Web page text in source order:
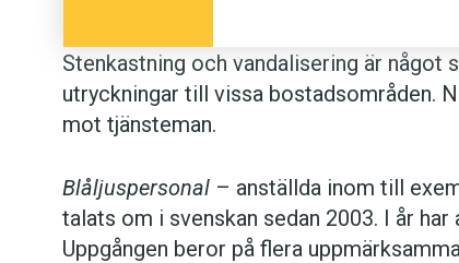
Stenkastning och vandalisering är något
utryckningar till vissa bostadsområden.
mot tjänsteman.
Blåljuspersonal – anställda inom till
talats om i svenskan sedan 2003. I år
Uppgången beror på flera